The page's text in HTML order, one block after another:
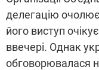
делегацію
його виступ
ввечері. Однак
обговорювалася